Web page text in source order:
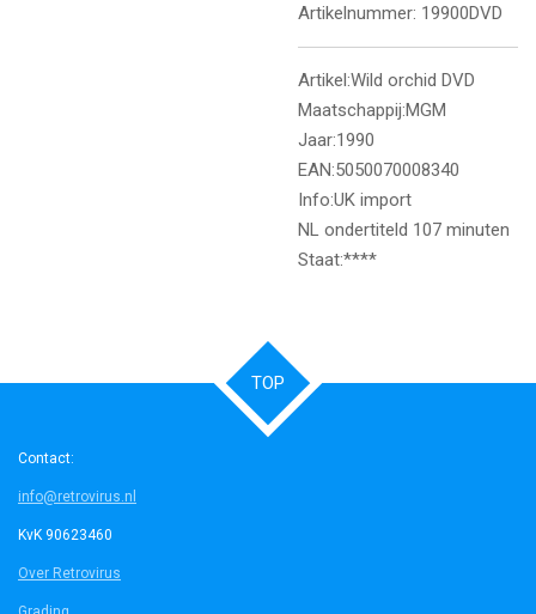
Artikelnummer: 19900DVD
Artikel:Wild orchid DVD
Maatschappij:MGM
Jaar:1990
EAN:5050070008340
Info:UK import
NL ondertiteld 107 minuten
Staat:****
TOP
Contact:
info@retrovirus.nl
KvK 90623460
Over Retrovirus